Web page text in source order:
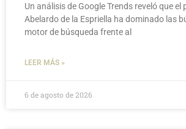
Un análisis de Google Trends reveló que el
Abelardo de la Espriella ha dominado las
motor de búsqueda frente al
LEER MÁS »
6 de agosto de 2026